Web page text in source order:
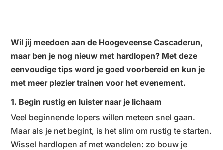
Wil jij meedoen aan de Hoogeveense Cascaderun,
maar ben je nog nieuw met hardlopen? Met deze
eenvoudige tips word je goed voorbereid en kun je
met meer plezier trainen voor het evenement.
1. Begin rustig en luister naar je lichaam
Veel beginnende lopers willen meteen snel gaan.
Maar als je net begint, is het slim om rustig te starten.
Wissel hardlopen af met wandelen: zo bouw je